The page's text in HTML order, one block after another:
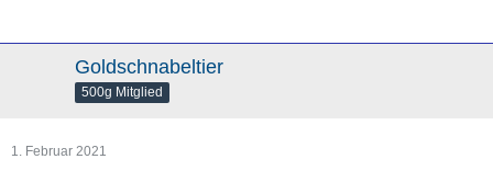
Goldschnabeltier
500g Mitglied
1. Februar 2021